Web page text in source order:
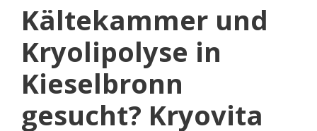
Kältekammer und
Kryolipolyse in
Kieselbronn
gesucht? Kryovita